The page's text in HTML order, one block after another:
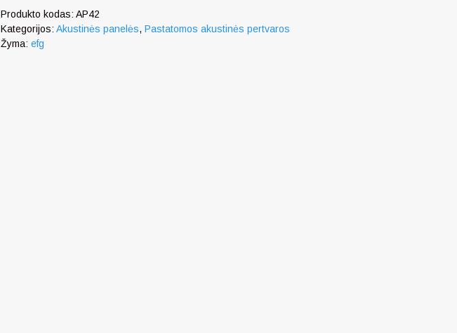
Produkto kodas:AP42
Kategorijos:Akustinės panelės,Pastatomos akustinės pertvaros
Žyma:efg